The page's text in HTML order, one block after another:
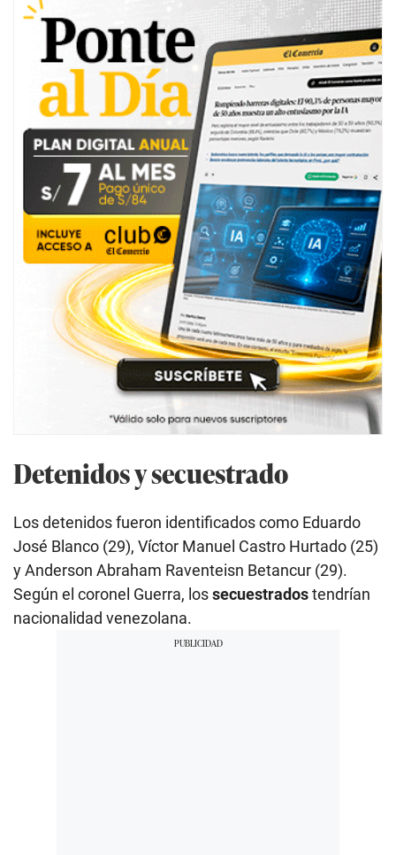
Detenidos y secuestrado
Los detenidos fueron identificados como Eduardo
José Blanco (29), Víctor Manuel Castro Hurtado (25)
y Anderson Abraham Raventeisn Betancur (29).
Según el coronel Guerra, lossecuestradostendrían
nacionalidad venezolana.